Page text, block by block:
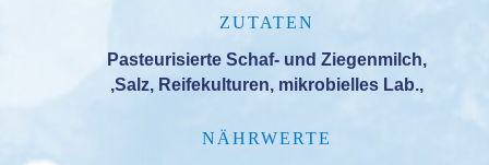
ZUTATEN
Pasteurisierte Schaf- und Ziegenmilch,
,Salz, Reifekulturen, mikrobielles Lab.,
NÄHRWERTE